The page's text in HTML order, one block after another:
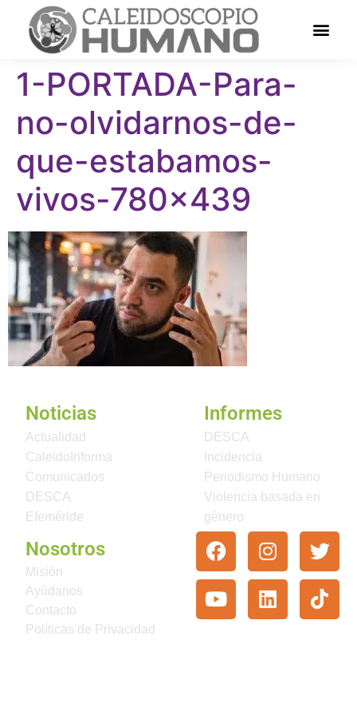
1-PORTADA-Para-
no-olvidarnos-de-
que-estabamos-
vivos-780×439
Noticias
Actualidad
CaleidoInforma
Comunicados
DESCA
Efeméride
Informes
DESCA
Incidencia
Periodismo Humano
Violencia basada en
género
Nosotros
Misión
Ayúdanos
Contacto
Políticas de Privacidad